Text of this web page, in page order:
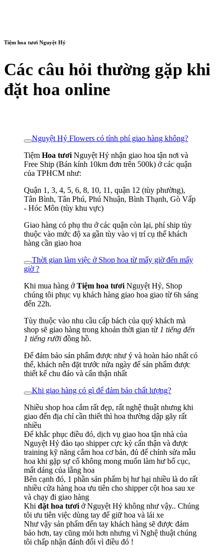
Tiệm hoa tươi Nguyệt Hỷ
Các câu hỏi thường gặp khi
đặt hoa online
Nguyệt Hỷ Flowers có tính phí giao hàng không?
Tiệm Hoa tươi Nguyệt Hỷ nhận giao hoa tận nơi và
Free Ship (Bán kính 10km đơn trên 500k) ở các quận
của TPHCM như:
Quận 1, 3, 4, 5, 6, 8, 10, 11, quận 12 (tùy phường),
Tân Bình, Tân Phú, Phú Nhuận, Bình Thạnh, Gò Vấp
- Hóc Môn (tùy khu vực)
Giao hàng có phụ thu ở các quận còn lại, phí ship tùy
thuộc vào mức độ xa gần tùy vào vị trí cụ thể khách
hàng cần giao hoa
Thời gian làm việc ở Shop hoa từ mấy giờ đến mấy
giờ ?
Khi mua hàng ởTiệm hoa tươi Nguyệt Hỷ, Shop
chúng tôi phục vụ khách hàng giao hoa giao từ 6h sáng
đến 22h.
Tùy thuộc vào nhu cầu cấp bách của quý khách mà
shop sẽ giao hàng trong khoản thời gian từ 1 tiếng đến
1 tiếng rưỡi đồng hồ.
Để đảm bảo sản phẩm được như ý và hoàn hảo nhất có
thể, khách nên đặt trước nửa ngày để sản phẩm được
thiết kế chu đáo và cẩn thận nhất
Khi giao hàng có gì để đảm bảo chất lượng?
Nhiều shop hoa cắm rất đẹp, rất nghệ thuật nhưng khi
giao đến địa chỉ cần thiết thì hoa thường dập gãy rất
nhiều
Để khắc phục điều đó, dịch vụ giao hoa tận nhà của
Nguyệt Hỷ đào tạo shipper cực kỳ cẩn thận và được
training kỹ năng cắm hoa cơ bản, đủ để chỉnh sửa mẫu
hoa khi gặp sự cố không mong muốn làm hư bố cục,
mất dáng của lẵng hoa
Bên cạnh đó, 1 phần sản phẩm bị hư hại nhiều là do rất
nhiều cửa hàng hoa ưu tiên cho shipper cột hoa sau xe
và chạy đi giao hàng
Khi đặt hoa tươi ở Nguyệt Hỷ không như vậy.. Chúng
tôi ưu tiên việc dùng tay để giữ hoa và lái xe
Như vậy sản phẩm đến tay khách hàng sẽ được đảm
bảo hơn, tay cũng mỏi hơn nhưng vì Nghệ thuật chúng
tôi chấp nhận đánh đổi vì điều đó !